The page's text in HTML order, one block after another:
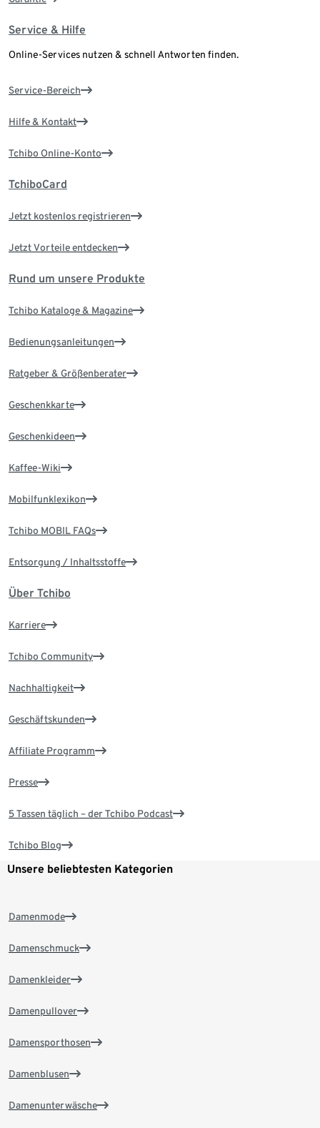
Service & Hilfe
Online-Services nutzen & schnell Antworten finden.
Service-Bereich
Hilfe & Kontakt
Tchibo Online-Konto
TchiboCard
Jetzt kostenlos registrieren
Jetzt Vorteile entdecken
Rund um unsere Produkte
Tchibo Kataloge & Magazine
Bedienungsanleitungen
Ratgeber & Größenberater
Geschenkkarte
Geschenkideen
Kaffee-Wiki
Mobilfunklexikon
Tchibo MOBIL FAQs
Entsorgung / Inhaltsstoffe
Über Tchibo
Karriere
Tchibo Community
Nachhaltigkeit
Geschäftskunden
Affiliate Programm
Presse
5 Tassen täglich – der Tchibo Podcast
Tchibo Blog
Unsere beliebtesten Kategorien
Damenmode
Damenschmuck
Damenkleider
Damenpullover
Damensporthosen
Damenblusen
Damenunterwäsche